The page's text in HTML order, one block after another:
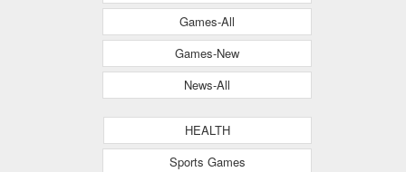
Games-All
Games-New
News-All
HEALTH
Sports Games